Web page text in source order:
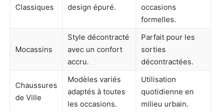
Classiques
design épuré.
occasions
formelles.
Mocassins
Style décontracté
avec un confort
accru.
Parfait pour les
sorties
décontractées.
Chaussures
de Ville
Modèles variés
adaptés à toutes
les occasions.
Utilisation
quotidienne en
milieu urbain.